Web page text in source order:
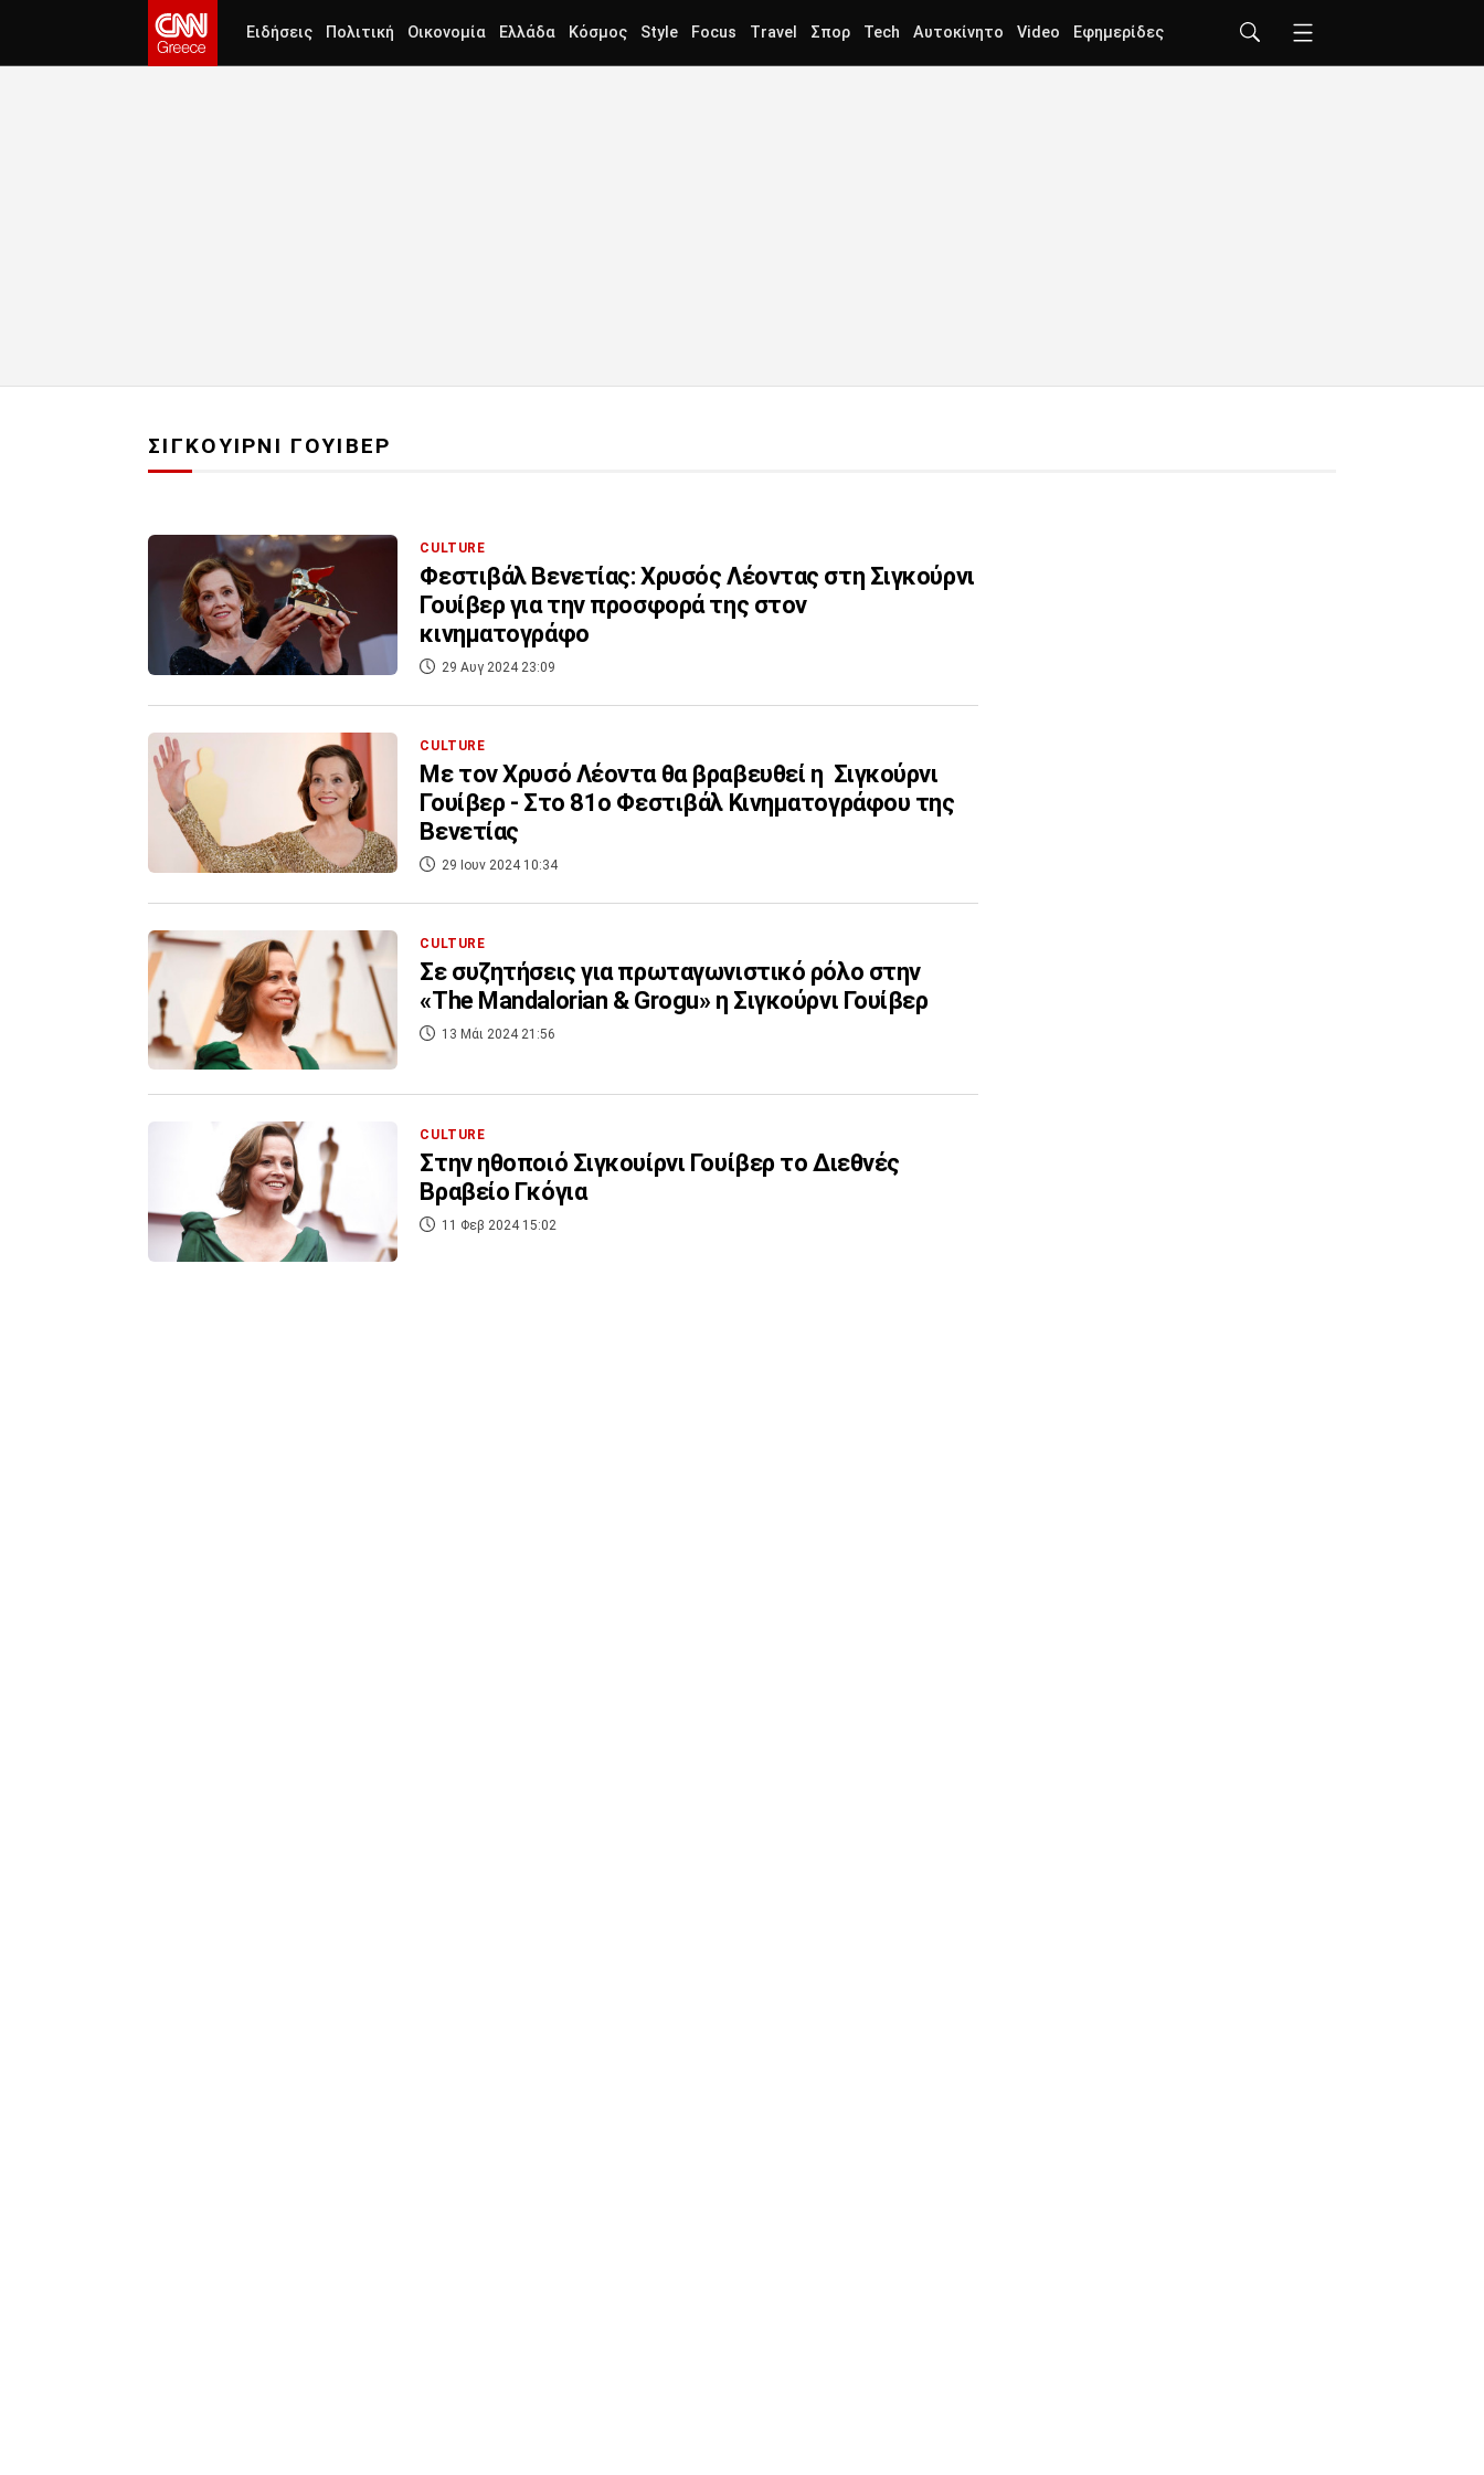
Ειδήσεις Πολιτική Οικονομία Ελλάδα Κόσμος Style Focus Travel Σπορ Tech Αυτοκίνητο Video Εφημερίδες
ΣΙΓΚΟΥΙΡΝΙ ΓΟΥΙΒΕΡ
CULTURE
Φεστιβάλ Βενετίας: Χρυσός Λέοντας στη Σιγκούρνι
Γουίβερ για την προσφορά της στον
κινηματογράφο
29 Αυγ 2024 23:09
CULTURE
Με τον Χρυσό Λέοντα θα βραβευθεί η Σιγκούρνι
Γουίβερ - Στο 81ο Φεστιβάλ Κινηματογράφου της
Βενετίας
29 Ιουν 2024 10:34
CULTURE
Σε συζητήσεις για πρωταγωνιστικό ρόλο στην
«The Mandalorian & Grogu» η Σιγκούρνι Γουίβερ
13 Μάι 2024 21:56
CULTURE
Στην ηθοποιό Σιγκουίρνι Γουίβερ το Διεθνές
Βραβείο Γκόγια
11 Φεβ 2024 15:02